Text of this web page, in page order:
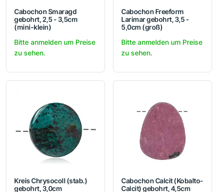
Cabochon Smaragd
gebohrt, 2,5 - 3,5cm
(mini-klein)
Bitte anmelden um Preise
zu sehen.
Cabochon Freeform
Larimar gebohrt, 3,5 -
5,0cm (groß)
Bitte anmelden um Preise
zu sehen.
Kreis Chrysocoll (stab.)
gebohrt, 3,0cm
Cabochon Calcit (Kobalto-
Calcit) gebohrt, 4,5cm